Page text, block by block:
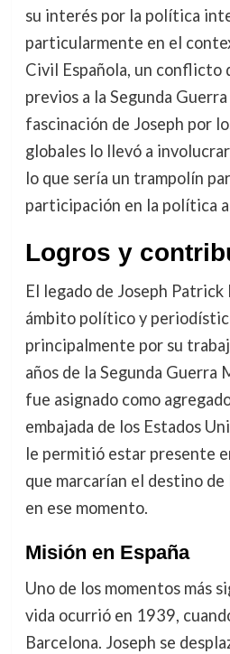
su interés por la política
particularmente en el
Civil Española, un conflicto
previos a la Segunda
fascinación de Joseph por
globales lo llevó a
lo que sería un trampolín
participación en la política
Logros y
El legado de Joseph Patrick
ámbito político y
principalmente por su
años de la Segunda Guerra
fue asignado como
embajada de los Estados
le permitió estar presente
que marcarían el destino de
en ese momento.
Misión en España
Uno de los momentos más
vida ocurrió en 1939,
Barcelona. Joseph se